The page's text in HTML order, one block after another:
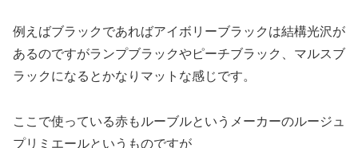
例えばブラックであればアイボリーブラックは結構光沢が
あるのですがランプブラックやピーチブラック、マルスブ
ラックになるとかなりマットな感じです。
ここで使っている赤もルーブルというメーカーのルージュ
プリミエールというものですが